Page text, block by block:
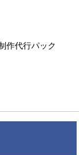
作代行パック